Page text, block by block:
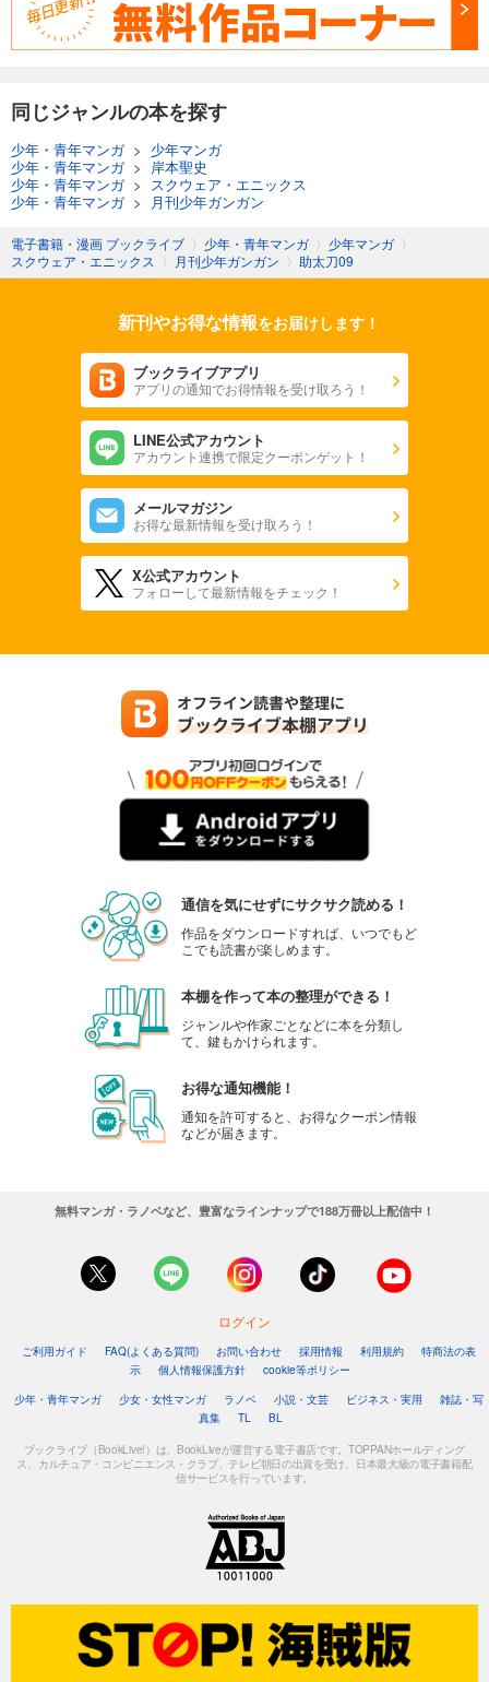
同じジャンルの本を探す
少年・青年マンガ> 少年マンガ
少年・青年マンガ>
岸本聖史
少年・青年マンガ>
スクウェア・エニックス
少年・青年マンガ> 月刊少年ガンガン
電子書籍・漫画 ブックライブ 〉 少年・青年マンガ 〉 少年マンガ 〉
スクウェア・エニックス 〉 月刊少年ガンガン 〉 助太刀09
新刊やお得な情報をお届けします！
ブックライブアプリ
アプリの通知でお得情報を受け取ろう！
LINE公式アカウント
アカウント連携で限定クーポンゲット！
メールマガジン
お得な最新情報を受け取ろう！
X公式アカウント
フォローして最新情報をチェック！
通信を気にせずにサクサク読める！
作品をダウンロードすれば、いつでもど
こでも読書が楽しめます。
本棚を作って本の整理ができる！
ジャンルや作家ごとなどに本を分類し
て、鍵もかけられます。
お得な通知機能！
通知を許可すると、お得なクーポン情報
などが届きます。
無料マンガ・ラノベなど、豊富なラインナップで188万冊以上配信中！
ログイン
ご利用ガイド FAQ(よくある質問) お問い合わせ 採用情報 利用規約
特商法の表
示
個人情報保護方針
cookie等ポリシー
少年・青年マンガ
少女・女性マンガ ラノベ 小説・文芸 ビジネス・実用
雑誌・写
真集
TL BL
ブックライブ（BookLive!）は、BookLiveが運営する電子書店です。TOPPANホールディング
ス、カルチュア・コンビニエンス・クラブ、テレビ朝日の出資を受け、日本最大級の電子書籍配
信サービスを行っています。